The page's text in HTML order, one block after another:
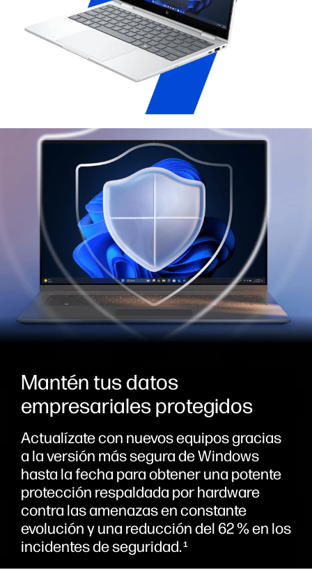
Mantén tus datos
empresariales protegidos
Actualízate con nuevos equipos gracias
a la versión más segura de Windows
hasta la fecha para obtener una potente
protección respaldada por hardware
contra las amenazas en constante
evolución y una reducción del 62 % en los
incidentes de seguridad. 1